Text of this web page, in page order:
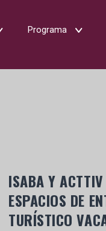
Programa
ISABA Y ACTTIV
ESPACIOS DE
TURÍSTICO